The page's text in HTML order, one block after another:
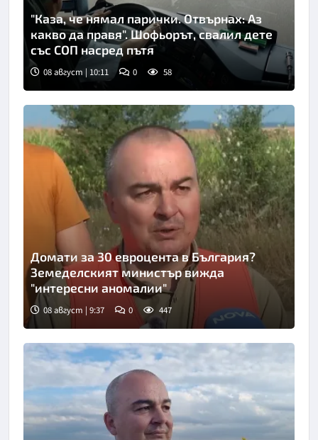
"Каза, че нямал парички. Отвърнах: Аз
какво да правя". Шофьорът, свалил дете
със СОП насред пътя
08 август | 10:11 0 58
Снимка: Нова телевизия
Домати за 30 евроцента в България?
Земеделският министър вижда
"интересни аномалии"
08 август | 9:37 0 447